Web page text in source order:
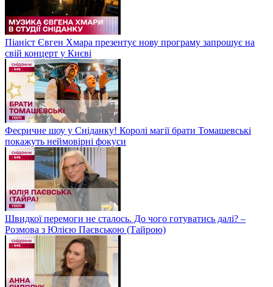
Піаніст Євген Хмара презентує нову програму запрошує на
свій концерт у Києві
Феєричне шоу у Сніданку! Королі магії брати Томашевські
покажуть неймовірні фокуси
Швидкої перемоги не сталось. До чого готуватись далі? –
Розмова з Юлією Паєвською (Тайрою)